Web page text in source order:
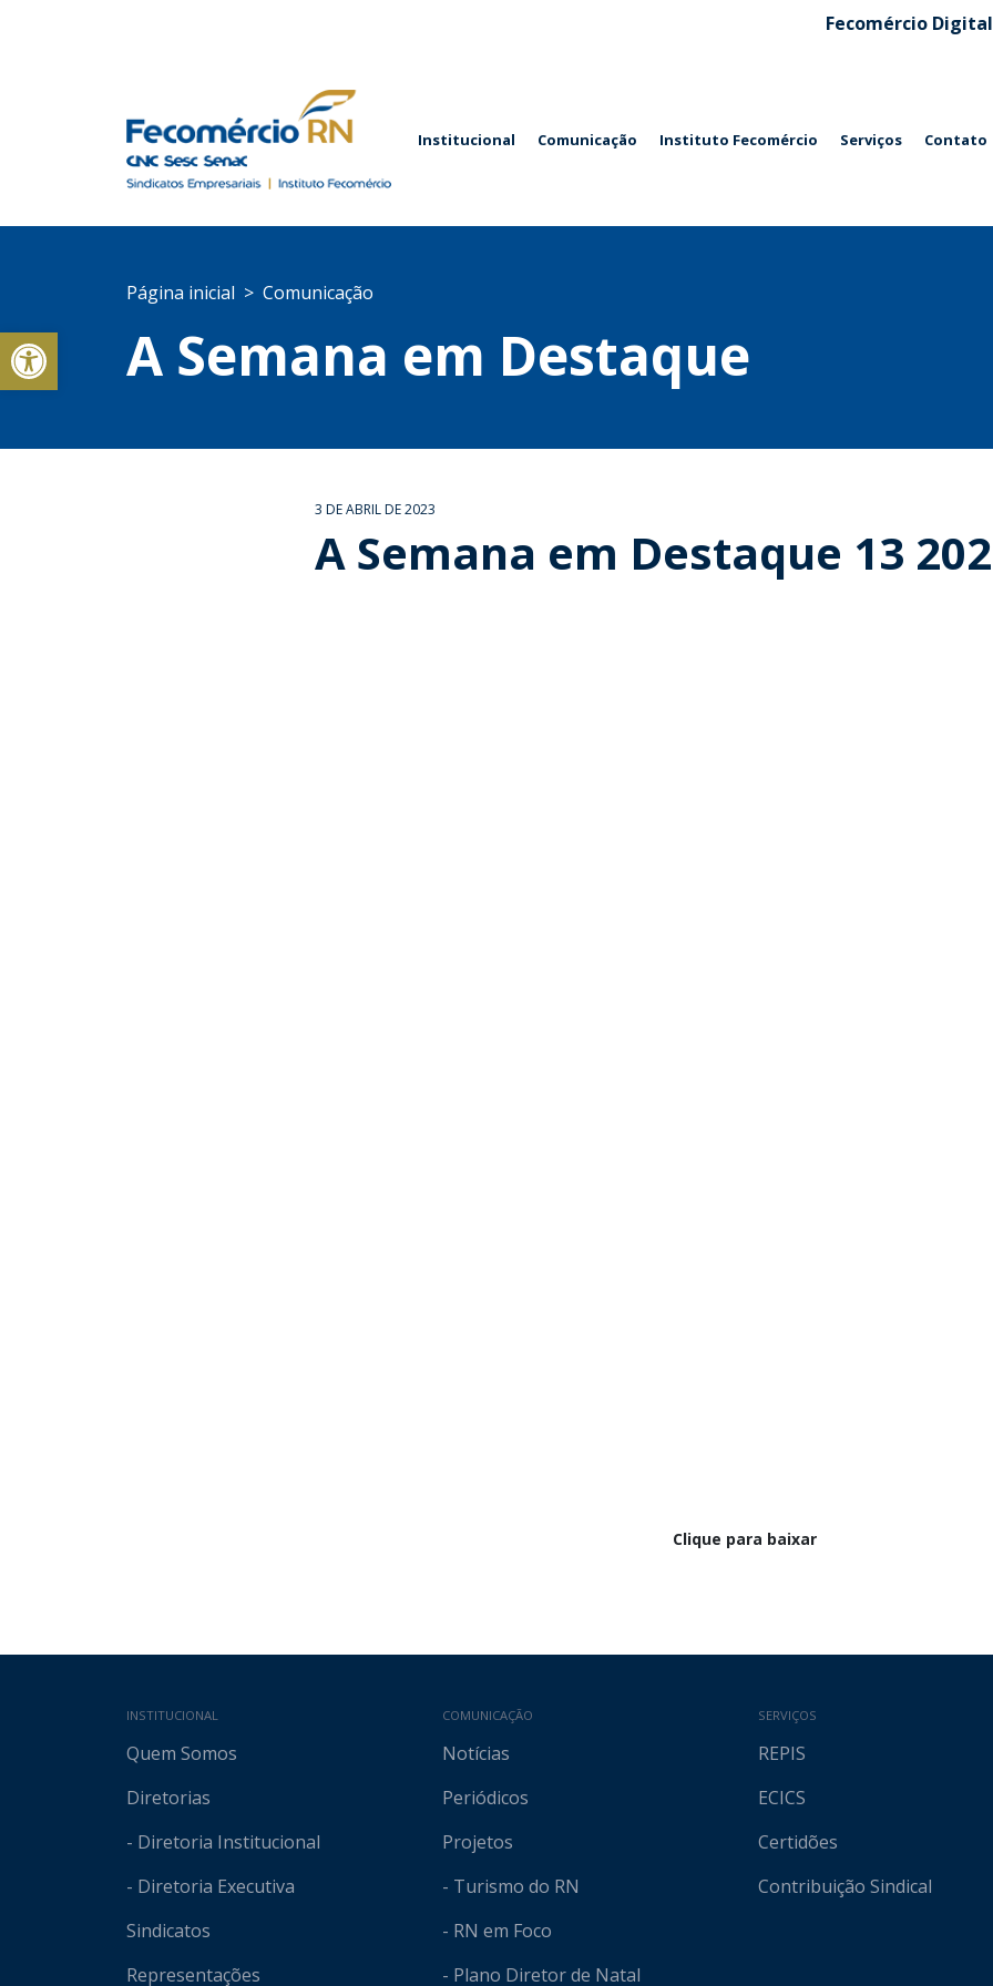
Abrir a barra de ferramentas
Fecomércio Digital
Institucional Comunicação Instituto Fecomércio Serviços Contato
Página inicial Comunicação
A Semana em Destaque
3 DE ABRIL DE 2023
A Semana em Destaque 13
Clique para baixar
Mapa do site
INSTITUCIONAL
Quem Somos
Diretorias
- Diretoria Institucional
- Diretoria Executiva
Sindicatos
Representações
COMUNICAÇÃO
Notícias
Periódicos
Projetos
- Turismo do RN
- RN em Foco
- Plano Diretor de Natal
SERVIÇOS
REPIS
ECICS
Certidões
Contribuição Sindical